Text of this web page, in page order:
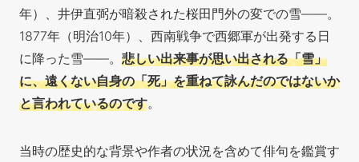
年）、井伊直弼が暗殺された桜田門外の変での雪——。
1877年（明治10年）、西南戦争で西郷軍が出発する日
に降った雪——。 悲しい出来事が思い出される「雪」
に、遠くない自身の「死」を重ねて詠んだのではないか
と言われているのです。
当時の歴史的な背景や作者の状況を含めて俳句を鑑賞す